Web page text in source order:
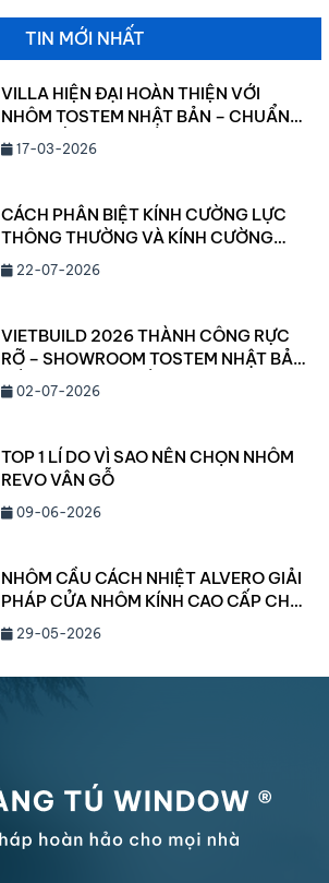
nghiệp… sản phẩm được thiết kế
TIN MỚI NHẤT
VILLA HIỆN ĐẠI HOÀN THIỆN VỚI
NHÔM TOSTEM NHẬT BẢN – CHUẨN
MỰC SỐNG CAO CẤP 2026
17-03-2026
CÁCH PHÂN BIỆT KÍNH CƯỜNG LỰC
THÔNG THƯỜNG VÀ KÍNH CƯỜNG
LỰC SIÊU TRONG
22-07-2026
VIETBUILD 2026 THÀNH CÔNG RỰC
RỠ – SHOWROOM TOSTEM NHẬT BẢN
CẦN THƠ ĐANG DẦN LỘ DIỆN!
02-07-2026
TOP 1 LÍ DO VÌ SAO NÊN CHỌN NHÔM
REVO VÂN GỖ
09-06-2026
NHÔM CẦU CÁCH NHIỆT ALVERO GIẢI
PHÁP CỬA NHÔM KÍNH CAO CẤP CHO
BIỆT THỰ VÀ CÔNG TRÌNH HẠNG
SANG NĂM 2026
29-05-2026